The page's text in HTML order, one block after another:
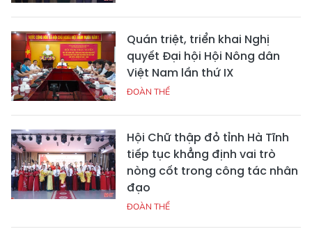
Quán triệt, triển khai Nghị
quyết Đại hội Hội Nông dân
Việt Nam lần thứ IX
ĐOÀN THỂ
Hội Chữ thập đỏ tỉnh Hà Tĩnh
tiếp tục khẳng định vai trò
nòng cốt trong công tác nhân
đạo
ĐOÀN THỂ